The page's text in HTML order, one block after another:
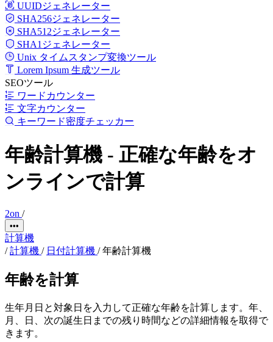
UUIDジェネレーター
SHA256ジェネレーター
SHA512ジェネレーター
SHA1ジェネレーター
Unix タイムスタンプ変換ツール
Lorem Ipsum 生成ツール
SEOツール
ワードカウンター
文字カウンター
キーワード密度チェッカー
年齢計算機 - 正確な年齢をオ
ンラインで計算
2on /
•••
計算機
/ 計算機 / 日付計算機 / 年齢計算機
年齢を計算
生年月日と対象日を入力して正確な年齢を計算します。年、
月、日、次の誕生日までの残り時間などの詳細情報を取得で
きます。